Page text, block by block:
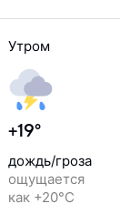
Утром
+19°
дождь/гроза
ощущается
как +20°C